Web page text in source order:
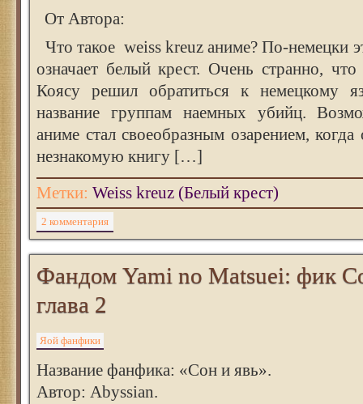
От Автора:
Что такое weiss kreuz аниме? По-немецки
означает белый крест. Очень странно,
Коясу решил обратиться к немецкому
название группам наемных убийц.
аниме стал своеобразным озарением,
незнакомую книгу […]
Метки: Weiss kreuz (Белый крест)
2 комментария
Фандом Yami no Matsuei: фик
глава 2
Яой фанфики
Название фанфика: «Сон и явь».
Автор: Abyssian.